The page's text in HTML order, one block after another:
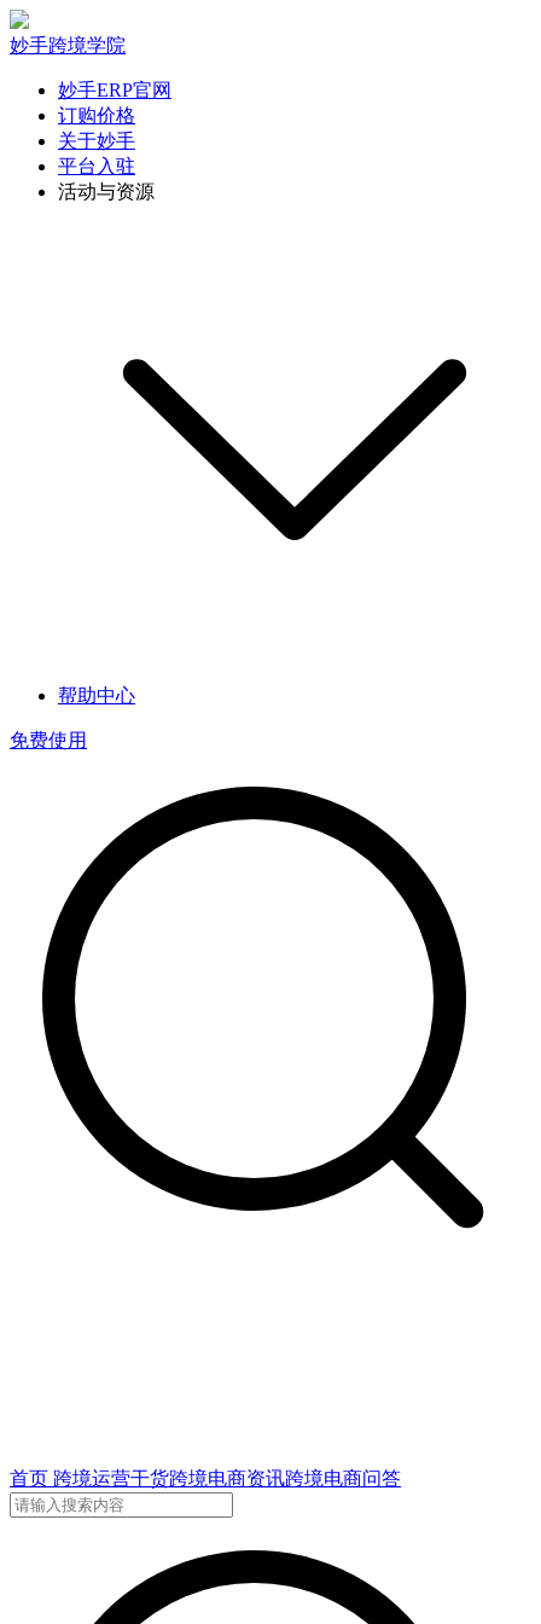
妙手跨境学院
妙手ERP官网
订购价格
关于妙手
平台入驻
活动与资源
帮助中心
免费使用
首页 跨境运营干货跨境电商资讯跨境电商问答